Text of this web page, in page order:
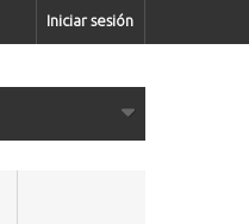
Iniciar sesión